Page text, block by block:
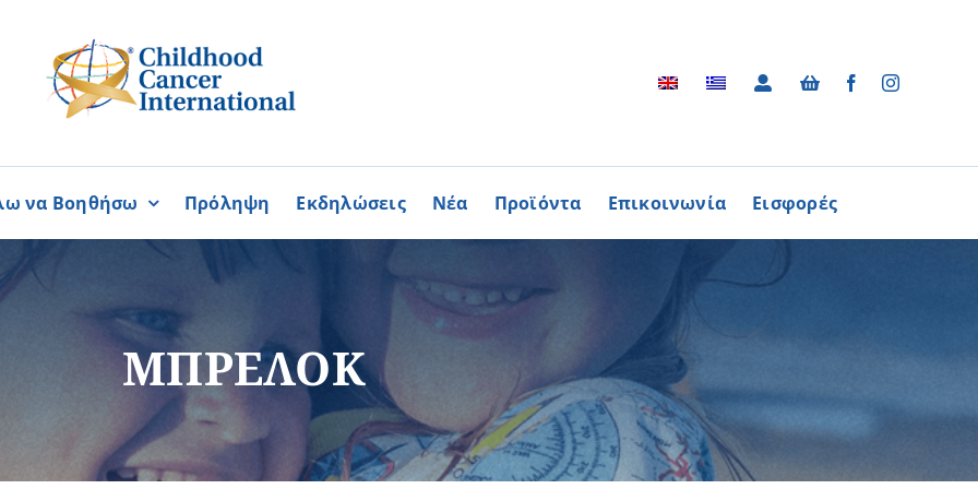
Παγκύπρια Συμμαχία Σπάνιων Παθήσεων
Παγκύπριο Συντονιστικό Συμβούλιο Εθελοντισμού
Ομοσπονδία Συνδέσμων Ασθενών Κύπρου
Φλόγα Ελλάδος
Φωτογραφικό Αρχείο
Βίντεο
Ραδιοφωνικές Διαφημίσεις
Διαφημίσεις / Φυλλάδια
Τα Τραγούδια
να Βοηθήσω
ΓΙΝΟΜΑΙ
Περισσότερα
ΓΙΝΟΜΑΙ
ΕΘΕΛΟΝΤΗΣ
Περισσότερα
ΑΓΟΡΑΖΩ
ΠΡΟΙΟΝΤΑ
Περισσότερα
Πρόληψη Εκδηλώσεις Νέα Προϊόντα Επικοινωνία Εισφορές
ΜΠΡΕΛΟΚ